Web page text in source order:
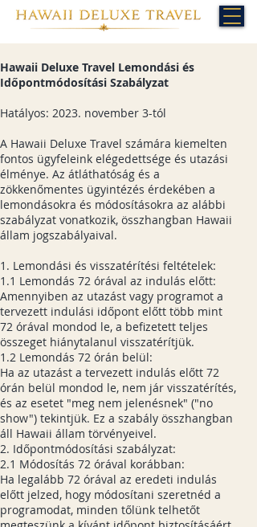
Hawaii Deluxe Travel Lemondási és
Időpontmódosítási Szabályzat
Hatályos: 2023. november 3-tól
A Hawaii Deluxe Travel számára kiemelten
fontos ügyfeleink elégedettsége és utazási
élménye. Az átláthatóság és a
zökkenőmentes ügyintézés érdekében a
lemondásokra és módosításokra az alábbi
szabályzat vonatkozik, összhangban Hawaii
állam jogszabályaival.
1. Lemondási és visszatérítési feltételek:
1.1 Lemondás 72 órával az indulás előtt:
Amennyiben az utazást vagy programot a
tervezett indulási időpont előtt több mint
72 órával mondod le, a befizetett teljes
összeget hiánytalanul visszatérítjük.
1.2 Lemondás 72 órán belül:
Ha az utazást a tervezett indulás előtt 72
órán belül mondod le, nem jár visszatérítés,
és az esetet "meg nem jelenésnek" ("no
show") tekintjük. Ez a szabály összhangban
áll Hawaii állam törvényeivel.
2. Időpontmódosítási szabályzat:
2.1 Módosítás 72 órával korábban:
Ha legalább 72 órával az eredeti indulás
előtt jelzed, hogy módosítani szeretnéd a
programodat, minden tőlünk telhetőt